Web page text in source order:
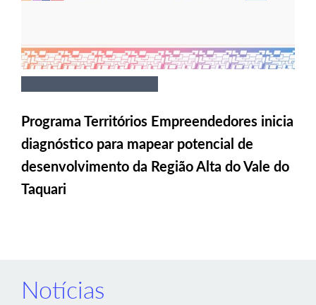
Programa Territórios Empreendedores inicia
diagnóstico para mapear potencial de
desenvolvimento da Região Alta do Vale do
Taquari
Notícias